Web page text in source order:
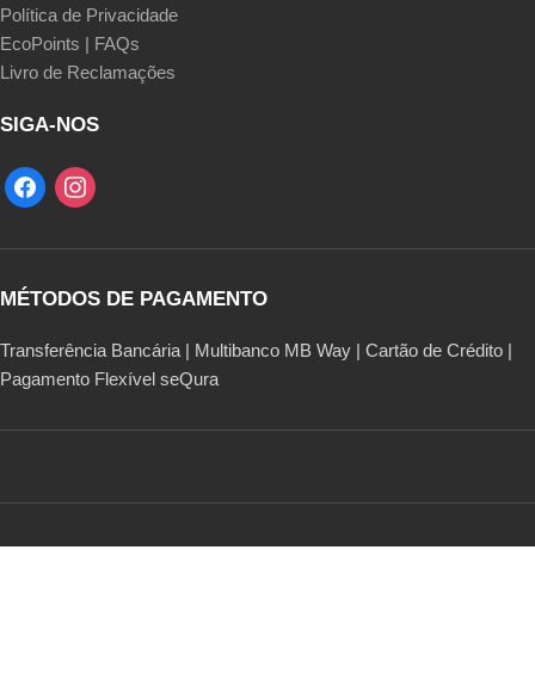
Política de Privacidade
EcoPoints | FAQs
Livro de Reclamações
SIGA-NOS
MÉTODOS DE PAGAMENTO
Transferência Bancária | Multibanco MB Way | Cartão de Crédito |
Pagamento Flexível seQura